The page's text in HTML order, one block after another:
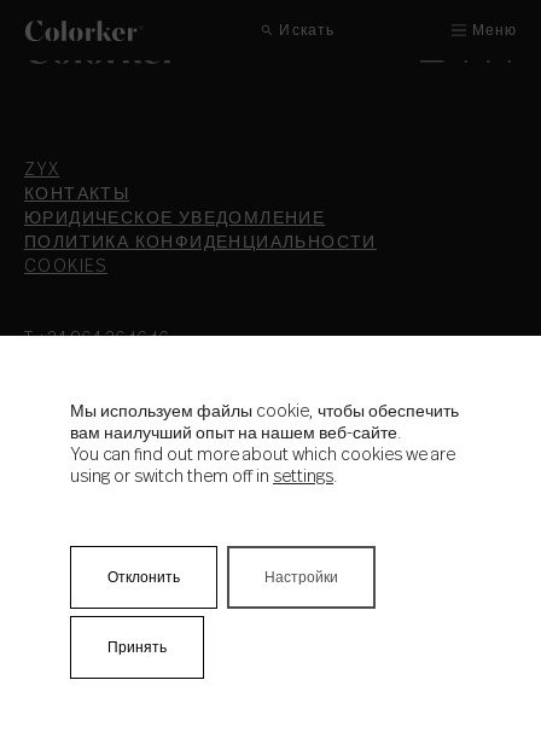
Искать Меню
ZYX
КОНТАКТЫ
ЮРИДИЧЕСКОЕ УВЕДОМЛЕНИЕ
ПОЛИТИКА КОНФИДЕНЦИАЛЬНОСТИ
COOKIES
T.+34 964 36 16 16
Ctra. de Alcora, Km 21,3
12110 Alcora - Castellón - España
Colorker Group
Мы используем файлы cookie, чтобы обеспечить
вам наилучший опыт на нашем веб-сайте.
You can find out more about which cookies we are
using or switch them off in settings
Принять
Отклонить Настройки